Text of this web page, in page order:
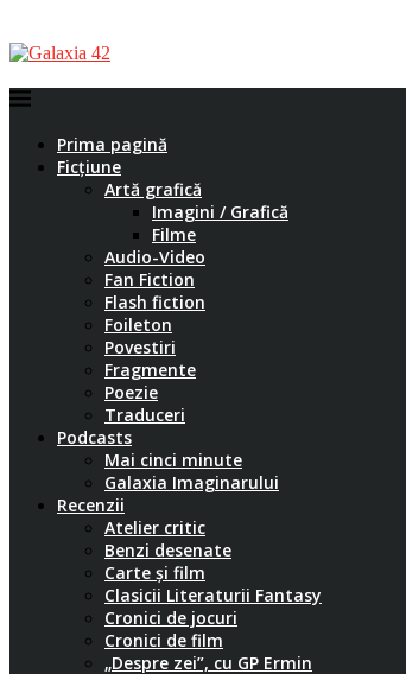
Prima pagină
Ficțiune
Artă grafică
Imagini / Grafică
Filme
Audio-Video
Fan Fiction
Flash fiction
Foileton
Povestiri
Fragmente
Poezie
Traduceri
Podcasts
Mai cinci minute
Galaxia Imaginarului
Recenzii
Atelier critic
Benzi desenate
Carte și film
Clasicii Literaturii Fantasy
Cronici de jocuri
Cronici de film
„Despre zei”, cu GP Ermin